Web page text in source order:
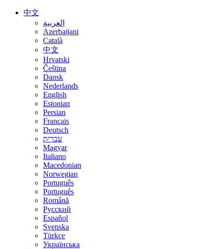
中文
العربية
Azerbaijani
Català
中文
Hrvatski
Čeština
Dansk
Nederlands
English
Estonian
Persian
Français
Deutsch
עברית
Magyar
Italiano
Macedonian
Norwegian
Português
Português
Română
Русский
Español
Svenska
Türkçe
Українська